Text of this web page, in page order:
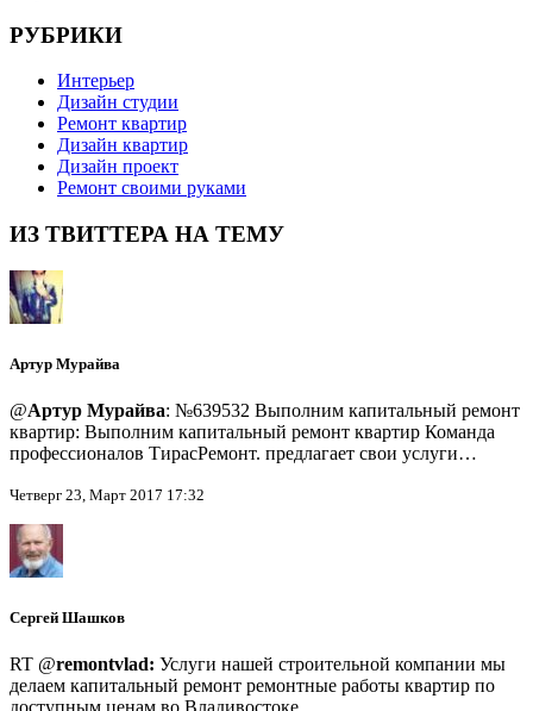
РУБРИКИ
Интерьер
Дизайн студии
Ремонт квартир
Дизайн квартир
Дизайн проект
Ремонт своими руками
ИЗ ТВИТТЕРА НА ТЕМУ
Артур Мурайва
@Артур Мурайва: №639532 Выполним капитальный ремонт
квартир: Выполним капитальный ремонт квартир Команда
профессионалов ТирасРемонт. предлагает свои услуги…
Четверг 23, Март 2017 17:32
Сергей Шашков
RT @remontvlad: Услуги нашей строительной компании мы
делаем капитальный ремонт ремонтные работы квартир по